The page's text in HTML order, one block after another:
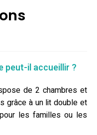
peut-il accueillir ?
de 2 chambres et
grâce à un lit double et
les familles ou les